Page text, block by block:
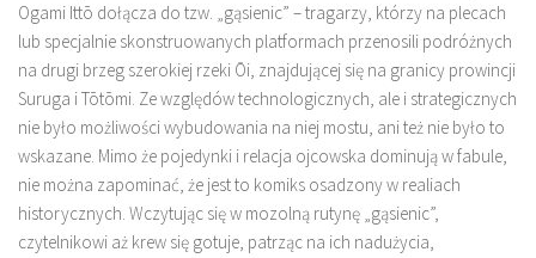
Ogami Ittō dołącza do tzw. „gąsienic” – tragarzy, którzy na plecach
lub specjalnie skonstruowanych platformach przenosili podróżnych
na drugi brzeg szerokiej rzeki Ōi, znajdującej się na granicy prowincji
Suruga i Tōtōmi. Ze względów technologicznych, ale i strategicznych
nie było możliwości wybudowania na niej mostu, ani też nie było to
wskazane. Mimo że pojedynki i relacja ojcowska dominują w fabule,
nie można zapominać, że jest to komiks osadzony w realiach
historycznych. Wczytując się w mozolną rutynę „gąsienic”,
czytelnikowi aż krew się gotuje, patrząc na ich nadużycia,